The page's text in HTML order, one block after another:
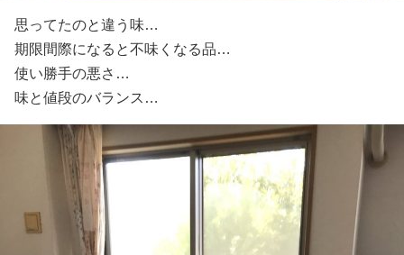
思ってたのと違う味…
期限間際になると不味くなる品…
使い勝手の悪さ…
味と値段のバランス…